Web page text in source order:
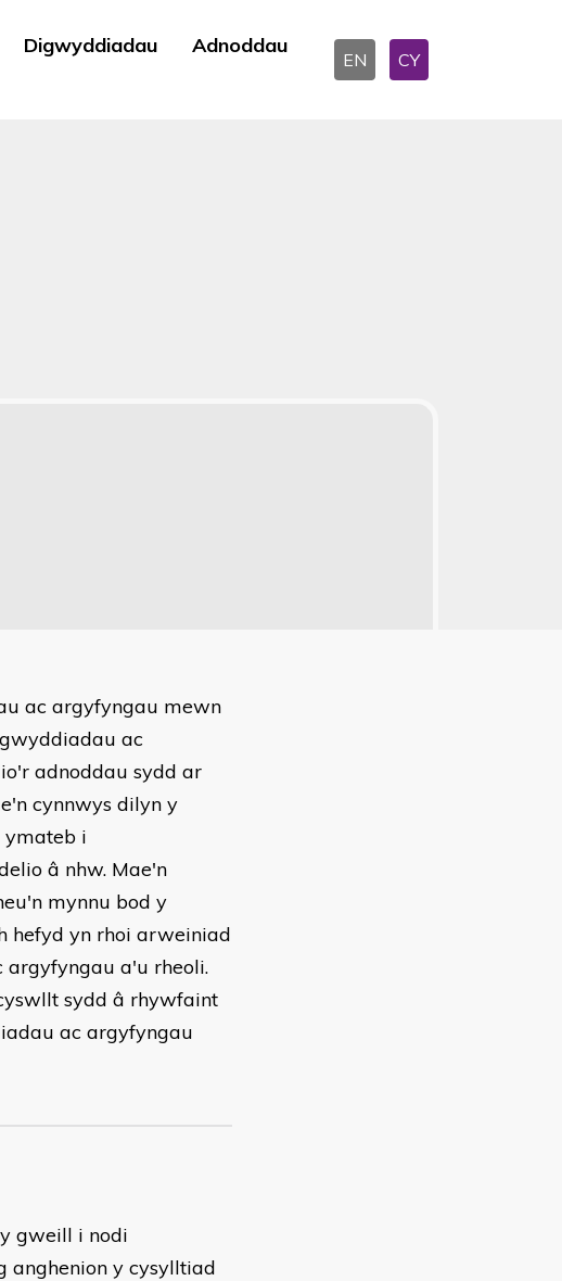
Digwyddiadau Adnoddau
EN CY
ac argyfyngau mewn
ac
adnoddau sydd ar
cynnwys dilyn y
ymateb i
â nhw. Mae'n
mynnu bod y
hefyd yn rhoi arweiniad
a'u rheoli.
sydd â rhywfaint
ac argyfyngau
gweill i nodi
anghenion y cysylltiad